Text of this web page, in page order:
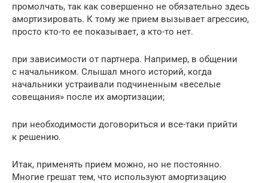
промолчать, так как совершенно не обязательно здесь
амортизировать. К тому же прием вызывает агрессию,
просто кто-то ее показывает, а кто-то нет.
при зависимости от партнера. Например, в общении
с начальником. Слышал много историй, когда
начальники устраивали подчиненным «веселые
совещания» после их амортизации;
при необходимости договориться и все-таки прийти
к решению.
Итак, применять прием можно, но не постоянно.
Многие грешат тем, что используют амортизацию